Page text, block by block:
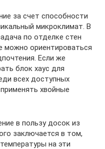
за счет способности
микроклимат. В
по отделке стен
можно ориентироваться
Если же
блок хаус для
всех доступных
хвойные
в пользу досок из
заключается в том,
на эти